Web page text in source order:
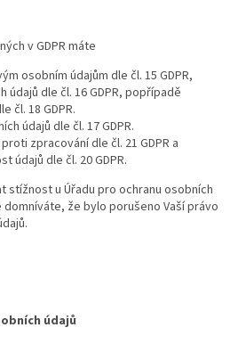
v GDPR máte
osobním údajům dle čl. 15 GDPR,
údajů dle čl. 16 GDPR, popřípadě
čl. 18 GDPR.
údajů dle čl. 17 GDPR.
zpracování dle čl. 21 GDPR a
údajů dle čl. 20 GDPR.
stížnost u Úřadu pro ochranu osobních
že bylo porušeno Vaší právo
údajů